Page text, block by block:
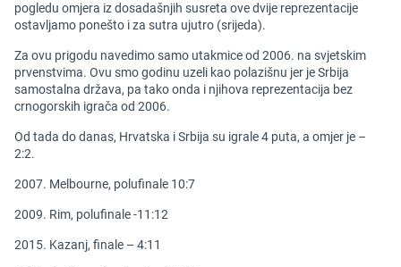
pogledu omjera iz dosadašnjih susreta ove dvije reprezentacije
ostavljamo ponešto i za sutra ujutro (srijeda).
Za ovu prigodu navedimo samo utakmice od 2006. na svjetskim
prvenstvima. Ovu smo godinu uzeli kao polazišnu jer je Srbija
samostalna država, pa tako onda i njihova reprezentacija bez
crnogorskih igrača od 2006.
Od tada do danas, Hrvatska i Srbija su igrale 4 puta, a omjer je –
2:2.
2007. Melbourne, polufinale 10:7
2009. Rim, polufinale -11:12
2015. Kazanj, finale – 4:11